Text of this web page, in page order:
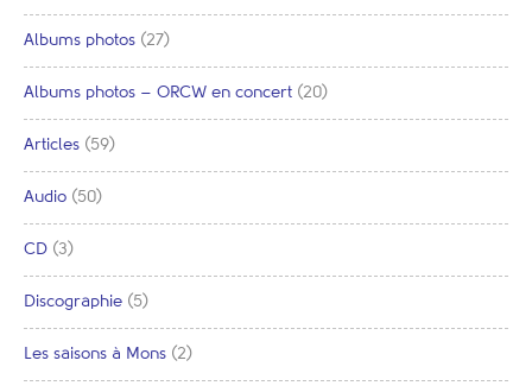
Albums photos (27)
Albums photos – ORCW en concert (20)
Articles (59)
Audio (50)
CD (3)
Discographie (5)
Les saisons à Mons (2)